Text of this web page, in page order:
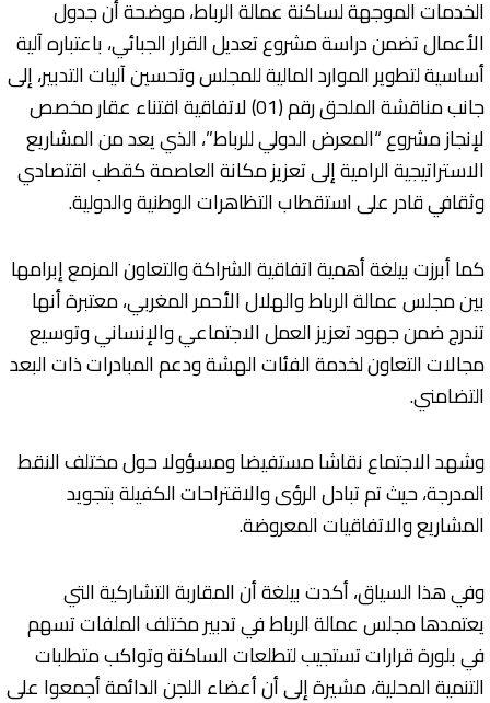
الخدمات الموجهة لساكنة عمالة الرباط، موضحة أن جدول
الأعمال تضمن دراسة مشروع تعديل القرار الجبائي، باعتباره آلية
أساسية لتطوير الموارد المالية للمجلس وتحسين آليات التدبير، إلى
جانب مناقشة الملحق رقم (01) لاتفاقية اقتناء عقار مخصص
لإنجاز مشروع “المعرض الدولي للرباط”، الذي يعد من المشاريع
الاستراتيجية الرامية إلى تعزيز مكانة العاصمة كقطب اقتصادي
وثقافي قادر على استقطاب التظاهرات الوطنية والدولية.
كما أبرزت بيلغة أهمية اتفاقية الشراكة والتعاون المزمع إبرامها
بين مجلس عمالة الرباط والهلال الأحمر المغربي، معتبرة أنها
تندرج ضمن جهود تعزيز العمل الاجتماعي والإنساني وتوسيع
مجالات التعاون لخدمة الفئات الهشة ودعم المبادرات ذات البعد
التضامني.
وشهد الاجتماع نقاشا مستفيضا ومسؤولا حول مختلف النقط
المدرجة، حيث تم تبادل الرؤى والاقتراحات الكفيلة بتجويد
المشاريع والاتفاقيات المعروضة.
وفي هذا السياق، أكدت بيلغة أن المقاربة التشاركية التي
يعتمدها مجلس عمالة الرباط في تدبير مختلف الملفات تسهم
في بلورة قرارات تستجيب لتطلعات الساكنة وتواكب متطلبات
التنمية المحلية، مشيرة إلى أن أعضاء اللجن الدائمة أجمعوا على